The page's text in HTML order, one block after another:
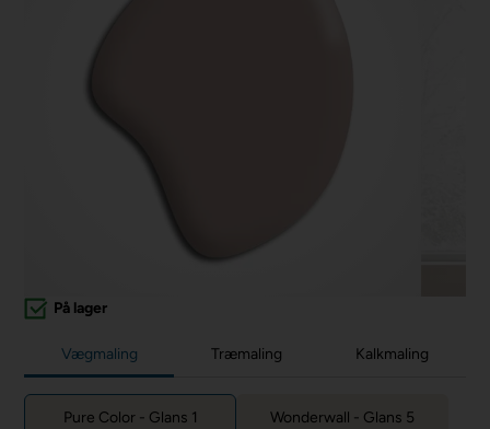
På lager
Vægmaling Træmaling Kalkmaling
Pure Color - Glans 1 Wonderwall - Glans 5